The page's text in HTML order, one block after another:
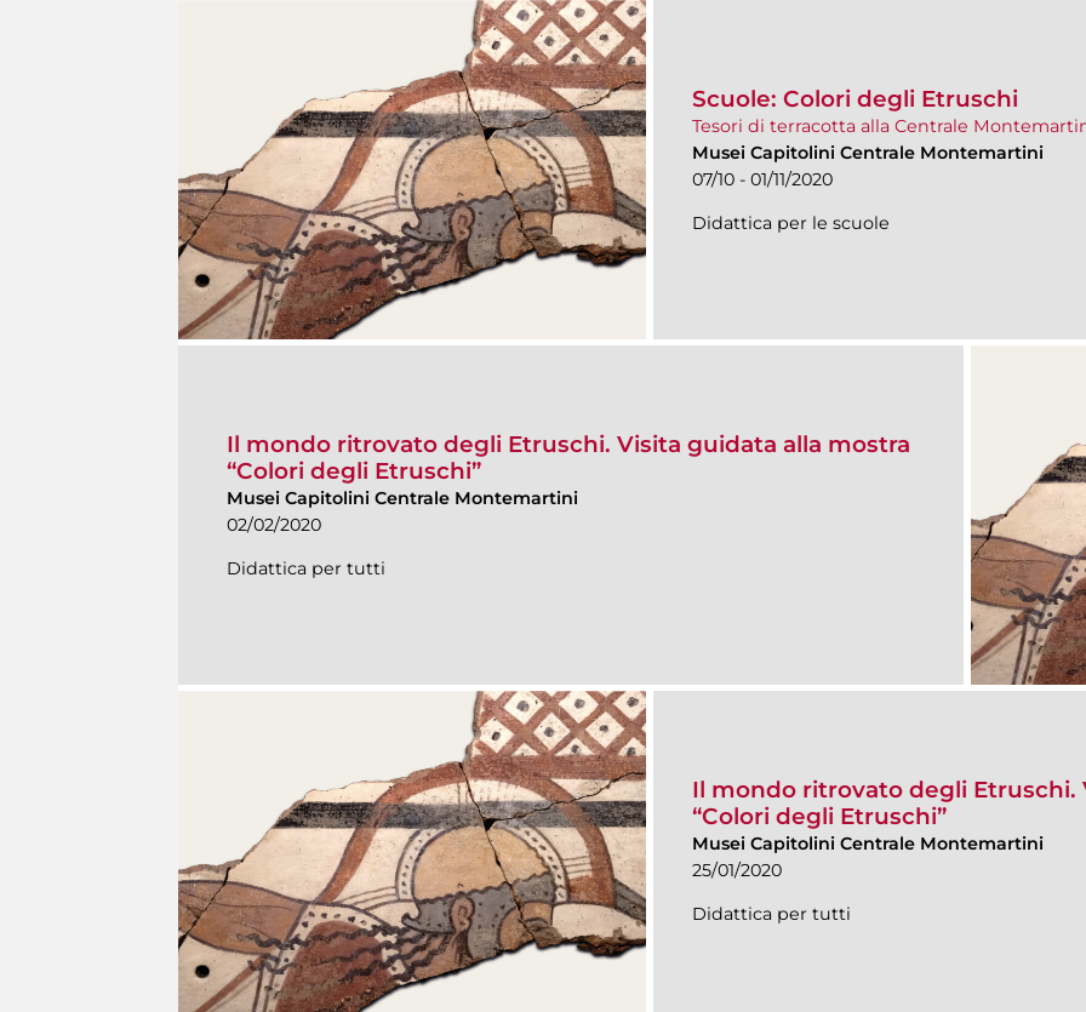
Scuole: Colori degli Etruschi
Tesori di terracotta alla Centrale
Musei Capitolini Centrale Montemartini
07/10 - 01/11/2020
Didattica per le scuole
Il mondo ritrovato degli Etruschi. Visita guidata alla mostra
“Colori degli Etruschi”
Musei Capitolini Centrale Montemartini
02/02/2020
Didattica per tutti
Il mondo ritrovato degli Etruschi.
“Colori degli Etruschi”
Musei Capitolini Centrale Montemartini
25/01/2020
Didattica per tutti